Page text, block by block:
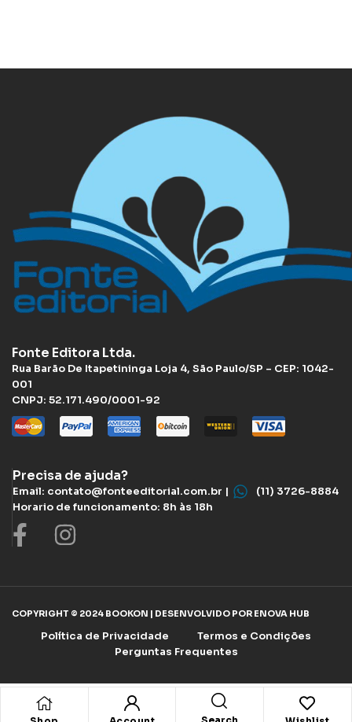
Fonte Editora Ltda.
Rua Barão De Itapetininga Loja 4, São Paulo/SP – CEP: 1042-
001
CNPJ: 52.171.490/0001-92
Precisa de ajuda?
Email: contato@fonteeditorial.com.br |
(11) 3726-8884
Horario de funcionamento: 8h às 18h
COPYRIGHT © 2024 BOOKON | DESENVOLVIDO POR ENOVA HUB
Política de Privacidade
Termos e Condições
Perguntas Frequentes